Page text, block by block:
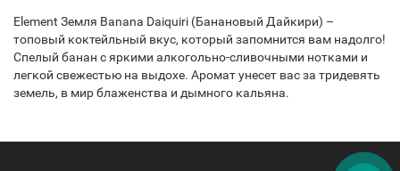
Element Земля Banana Daiquiri (Банановый Дайкири) –
топовый коктейльный вкус, который запомнится вам надолго!
Спелый банан с яркими алкогольно-сливочными нотками и
легкой свежестью на выдохе. Аромат унесет вас за тридевять
земель, в мир блаженства и дымного кальяна.